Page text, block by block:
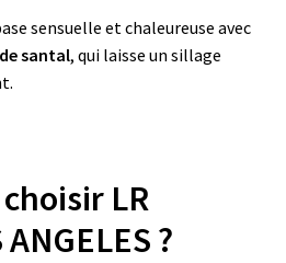
sensuelle et chaleureuse avec
santal, qui laisse un sillage
LR
?